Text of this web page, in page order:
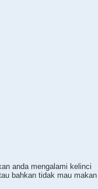
anda mengalami kelinci
bahkan tidak mau makan